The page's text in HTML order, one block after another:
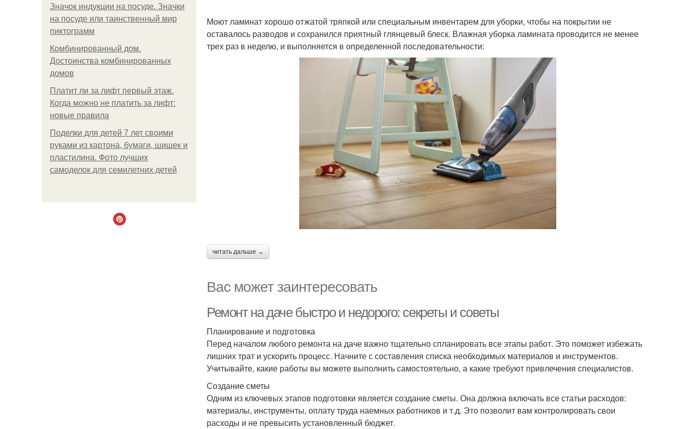
Значок индукции на посуде. Значки
на посуде или таинственный мир
пиктограмм
Комбинированный дом.
Достоинства комбинированных
домов
Платит ли за лифт первый этаж.
Когда можно не платить за лифт:
новые правила
Поделки для детей 7 лет своими
руками из картона, бумаги, шишек и
пластилина. Фото лучших
самоделок для семилетних детей
Моют ламинат хорошо отжатой тряпкой или специальным инвентарем для уборки, чтобы на покрытии не
оставалось разводов и сохранился приятный глянцевый блеск. Влажная уборка ламината проводится не менее
трех раз в неделю, и выполняется в определенной последовательности:
читать дальше →
Вас может заинтересовать
Ремонт на даче быстро и недорого: секреты и советы
Планирование и подготовка
Перед началом любого ремонта на даче важно тщательно спланировать все этапы работ. Это поможет избежать
лишних трат и ускорить процесс. Начните с составления списка необходимых материалов и инструментов.
Учитывайте, какие работы вы можете выполнить самостоятельно, а какие требуют привлечения специалистов.
Создание сметы
Одним из ключевых этапов подготовки является создание сметы. Она должна включать все статьи расходов:
материалы, инструменты, оплату труда наемных работников и т.д. Это позволит вам контролировать свои
расходы и не превысить установленный бюджет.